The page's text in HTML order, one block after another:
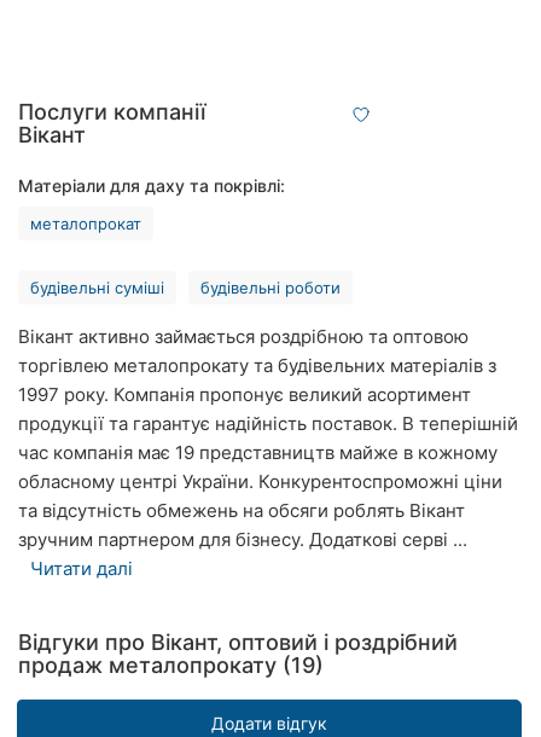
Рівне
Запоріжжя
Дніпро
Львів
Кривий
Ріг
Херсон
Полтава
Послуги компанії
Вікант
Матеріали для даху та покрівлі:
металопрокат
будівельні суміші будівельні роботи
Вікант активно займається роздрібною та оптовою
торгівлею металопрокату та будівельних матеріалів з
1997 року. Компанія пропонує великий асортимент
продукції та гарантує надійність поставок. В теперішній
час компанія має 19 представництв майже в кожному
обласному центрі України. Конкурентоспроможні ціни
та відсутність обмежень на обсяги роблять Вікант
зручним партнером для бізнесу. Додаткові серві ...
Читати далі
Відгуки про Вікант, оптовий і роздрібний
продаж металопрокату (19)
Додати відгук